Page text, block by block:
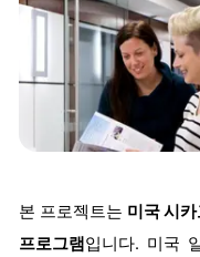
본 프로젝트는 미국 시
프로그램입니다. 미국